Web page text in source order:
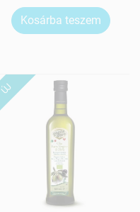
Kosárba teszem
ÚJ